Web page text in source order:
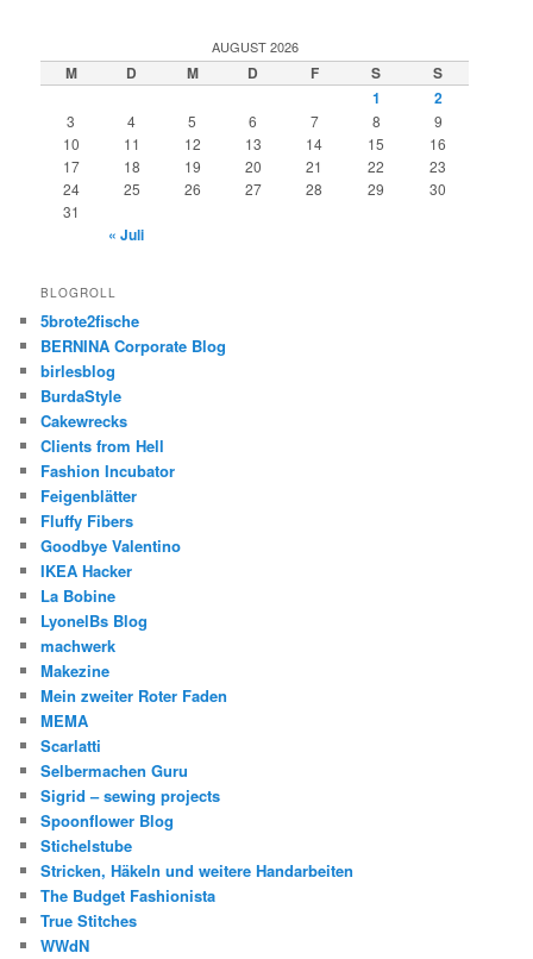
AUGUST 2026
M D M D F S
S
1
2
3 4 5 6 7 8
9
10
11 12 13 14 15
16
17
18 19 20 21 22
23
24
25 26 27 28 29
30
31
« Juli
BLOGROLL
5brote2fische
BERNINA Corporate Blog
birlesblog
BurdaStyle
Cakewrecks
Clients from Hell
Fashion Incubator
Feigenblätter
Fluffy Fibers
Goodbye Valentino
IKEA Hacker
La Bobine
LyonelBs Blog
machwerk
Makezine
Mein zweiter Roter Faden
MEMA
Scarlatti
Selbermachen Guru
Sigrid – sewing projects
Spoonflower Blog
Stichelstube
Stricken, Häkeln und weitere Handarbeiten
The Budget Fashionista
True Stitches
WWdN